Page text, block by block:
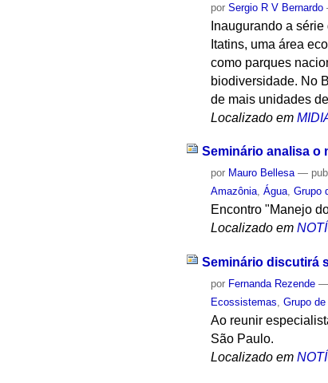
porSergio R V Bernardo
Inaugurando a
Itatins, uma área
como parques
biodiversidade. No
de mais unidades
Localizado em
Seminário analisa o
por Mauro Bellesa —
Amazônia,Água,Grupo
Encontro "Manejo
Localizado em
Seminário discutirá
por Fernanda Rezende —
Ecossistemas ,Grupo
Ao reunir
São Paulo.
Localizado em